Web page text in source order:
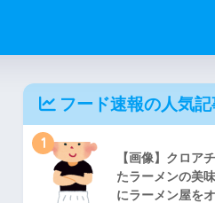
フード速報の人気記
1
【画像】クロア
たラーメンの美
にラーメン屋を